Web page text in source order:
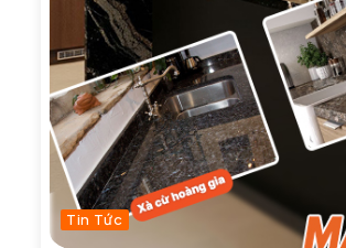
Tin Tức